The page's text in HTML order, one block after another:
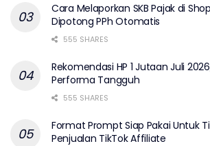
Cara Melaporkan SKB Pajak di
Dipotong PPh Otomatis
555 SHARES
Rekomendasi HP 1 Jutaan Juli
Performa Tangguh
555 SHARES
Format Prompt Siap Pakai Untuk
Penjualan TikTok Affiliate